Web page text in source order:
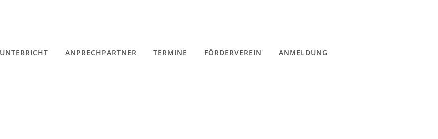
UNTERRICHT ANPRECHPARTNER TERMINE FÖRDERVEREIN ANMELDUNG